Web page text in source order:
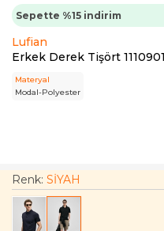
Sepette %15 indirim
Lufian
Erkek Derek Tişört
Materyal
Modal-Polyester
Renk: SİYAH